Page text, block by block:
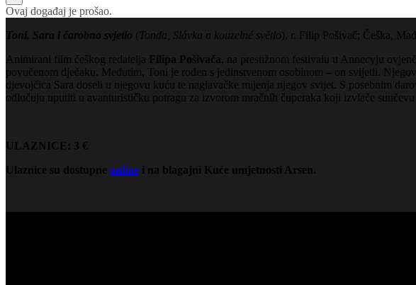
Ovaj događaj je prošao.
Toni, Sara i čarobno svjetlo ( Tonda, Slávka a kouzelné světlo ), r. Filip Pošivač; Češka,
Animirani film češkog redatelja Filipa Pošivača, na prestižnom festivalu u Annecyju
povučenom dječaku. Međutim, Toni je rođen s jedinstvenom osobinom – on svijetli.
djevojčica Sara doseli u njegovu kuću te naglavačke mijenja njegov svijet. S posebnim
odlučuju uputiti u avanturističku potragu za izvorom mračnih čuperaka koji izvlače
ULAZNICE: 3 €
Ulaznice su dostupne online i na blagajni Kuće umjetnosti Arsen.